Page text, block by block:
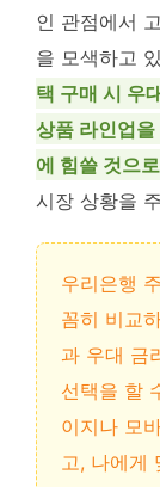
인 관점에서
을 모색하고
택 구매 시 우
상품 라인업
에 힘쓸 것으
시장 상황을
우리은행
꼼히 비교
과 우대 금
선택을 할
이지나 모
고, 나에게